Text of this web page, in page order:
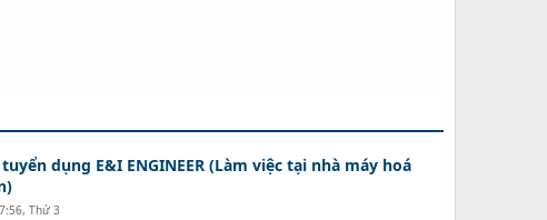
dụng E&I ENGINEER (Làm việc tại nhà máy hoá
Thứ 3